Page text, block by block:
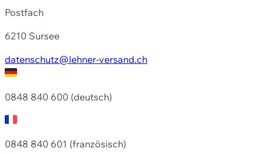
Postfach
6210 Sursee
datenschutz@lehner-versand.ch
0848 840 600 (deutsch)
0848 840 601 (französisch)